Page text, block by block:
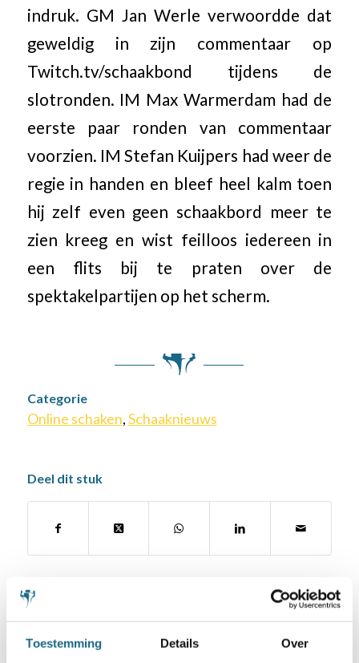
Toestemming Details Over
indruk. GM Jan Werle verwoordde dat
geweldig in zijn commentaar op
Twitch.tv/schaakbond tijdens de
slotronden. IM Max Warmerdam had de
eerste paar ronden van commentaar
voorzien. IM Stefan Kuijpers had weer de
regie in handen en bleef heel kalm toen
hij zelf even geen schaakbord meer te
zien kreeg en wist feilloos iedereen in
een flits bij te praten over de
spektakelpartijen op het scherm.
Categorie
Online schaken,Schaaknieuws
Deel dit stuk
29 mei 2021